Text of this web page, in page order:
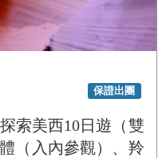
索美西10日遊（雙
（入內參觀）、羚
保證出團